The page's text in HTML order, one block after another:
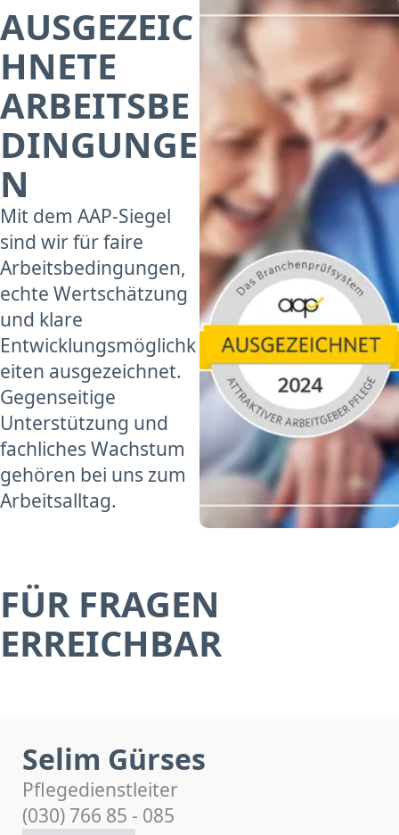
AUSGEZEIC
HNETE
ARBEITSBE
DINGUNGE
N
Mit dem AAP-Siegel
sind wir für faire
Arbeitsbedingungen,
echte Wertschätzung
und klare
Entwicklungsmöglichk
eiten ausgezeichnet.
Gegenseitige
Unterstützung und
fachliches Wachstum
gehören bei uns zum
Arbeitsalltag.
FÜR FRAGEN
ERREICHBAR
Selim Gürses
Pflegedienstleiter
(030) 766 85 - 085